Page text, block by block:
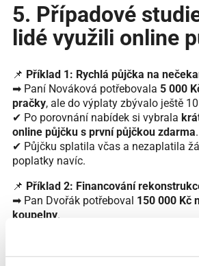
5. Případové
lidé využili online
📌 Příklad 1: Rychlá půjčka na
➡ Paní Nováková potřebovala 5 000
pračky, ale do výplaty zbývalo ještě
✔ Po porovnání nabídek si vybrala
online půjčku s první půjčkou zdarma.
✔ Půjčku splatila včas a nezaplatila
poplatky navíc.
📌 Příklad 2: Financování
➡ Pan Dvořák potřeboval 150 000 Kč
koupelny.
✔ Získal lepší podmínky než u banky